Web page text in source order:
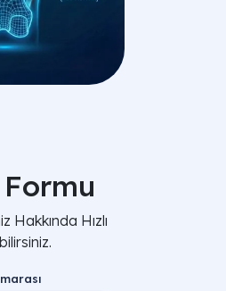
Hızlı